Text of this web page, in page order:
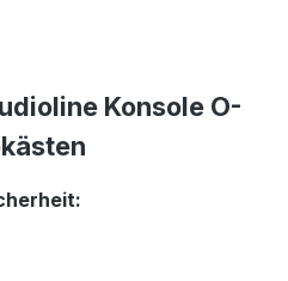
Konsole O-